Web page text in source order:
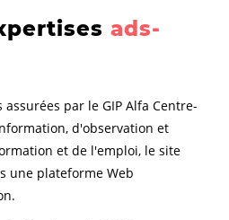
ads-
par le GIP Alfa Centre-
d'observation et
et de l'emploi, le site
une plateforme Web